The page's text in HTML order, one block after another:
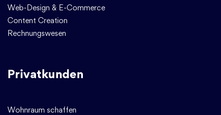
Web-Design & E-Commerce
Content Creation
Rechnungswesen
Privatkunden
Wohnraum schaffen